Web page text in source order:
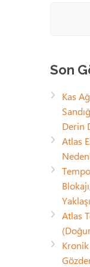
Son
Kas
Derin
Atlas
Atlas